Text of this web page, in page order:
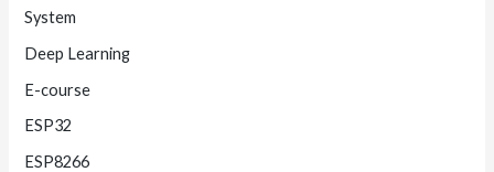
System
Deep Learning
E-course
ESP32
ESP8266